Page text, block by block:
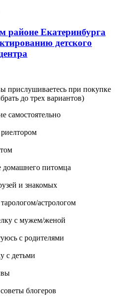
районе Екатеринбурга
детского
прислушиваетесь при покупке
до трех вариантов)
самостоятельно
питомца
и знакомых
астрологом
с мужем/женой
с родителями
с детьми
блогеров